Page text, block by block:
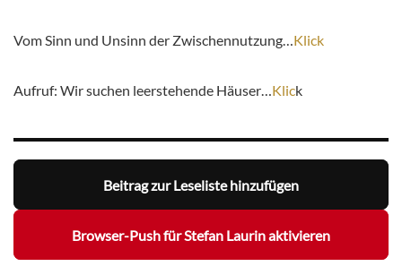
Vom Sinn und Unsinn der Zwischennutzung…Klick
Aufruf: Wir suchen leerstehende Häuser…Klick
Beitrag zur Leseliste hinzufügen
Browser-Push für Stefan Laurin aktivieren